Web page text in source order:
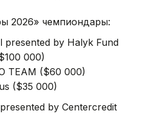
2026» чемпиондары:
presented by Halyk Fund
000)
TEAM ($60 000)
($35 000)
by Centercredit